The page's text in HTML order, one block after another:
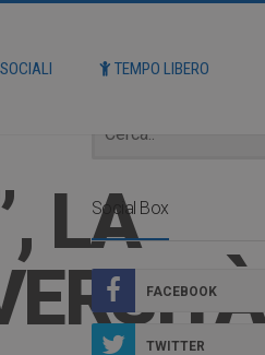
TEMPO LIBERO
LA
Social Box
FACEBOOK
TWITTER